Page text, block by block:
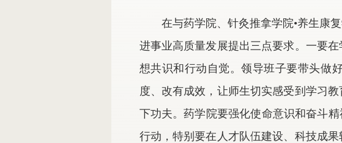
在与药学院、针灸推拿学院•养生康
进事业高质量发展提出三点要求。一要
想共识和行动自觉。领导班子要带头做
度、改有成效，让师生切实感受到学习
下功夫。药学院要强化使命意识和奋斗
行动，特别要在人才队伍建设、科技成